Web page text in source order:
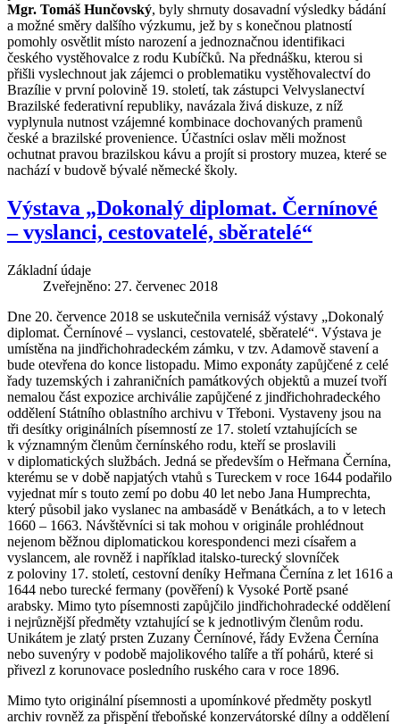
Mgr. Tomáš Hunčovský, byly shrnuty dosavadní výsledky bádání
a možné směry dalšího výzkumu, jež by s konečnou platností
pomohly osvětlit místo narození a jednoznačnou identifikaci
českého vystěhovalce z rodu Kubíčků. Na přednášku, kterou si
přišli vyslechnout jak zájemci o problematiku vystěhovalectví do
Brazílie v první polovině 19. století, tak zástupci Velvyslanectví
Brazilské federativní republiky, navázala živá diskuze, z níž
vyplynula nutnost vzájemné kombinace dochovaných pramenů
české a brazilské provenience. Účastníci oslav měli možnost
ochutnat pravou brazilskou kávu a projít si prostory muzea, které se
nachází v budově bývalé německé školy.
Výstava „Dokonalý diplomat. Černínové
– vyslanci, cestovatelé, sběratelé“
Základní údaje
Zveřejněno: 27. červenec 2018
Dne 20. července 2018 se uskutečnila vernisáž výstavy „Dokonalý
diplomat. Černínové – vyslanci, cestovatelé, sběratelé“. Výstava je
umístěna na jindřichohradeckém zámku, v tzv. Adamově stavení a
bude otevřena do konce listopadu. Mimo exponáty zapůjčené z celé
řady tuzemských i zahraničních památkových objektů a muzeí tvoří
nemalou část expozice archiválie zapůjčené z jindřichohradeckého
oddělení Státního oblastního archivu v Třeboni. Vystaveny jsou na
tři desítky originálních písemností ze 17. století vztahujících se
k významným členům černínského rodu, kteří se proslavili
v diplomatických službách. Jedná se především o Heřmana Černína,
kterému se v době napjatých vtahů s Tureckem v roce 1644 podařilo
vyjednat mír s touto zemí po dobu 40 let nebo Jana Humprechta,
který působil jako vyslanec na ambasádě v Benátkách, a to v letech
1660 – 1663. Návštěvníci si tak mohou v originále prohlédnout
nejenom běžnou diplomatickou korespondenci mezi císařem a
vyslancem, ale rovněž i například italsko-turecký slovníček
z poloviny 17. století, cestovní deníky Heřmana Černína z let 1616 a
1644 nebo turecké fermany (pověření) k Vysoké Portě psané
arabsky. Mimo tyto písemnosti zapůjčilo jindřichohradecké oddělení
i nejrůznější předměty vztahující se k jednotlivým členům rodu.
Unikátem je zlatý prsten Zuzany Černínové, řády Evžena Černína
nebo suvenýry v podobě majolikového talíře a tří pohárů, které si
přivezl z korunovace posledního ruského cara v roce 1896.
Mimo tyto originální písemnosti a upomínkové předměty poskytl
archiv rovněž za přispění třeboňské konzervátorské dílny a oddělení